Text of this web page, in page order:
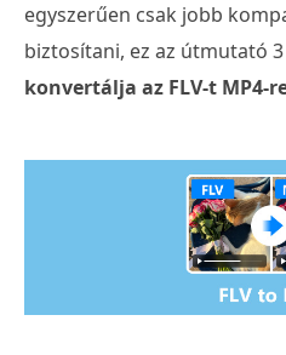
egyszerűen csak jobb
biztosítani, ez az útmutató
konvertálja az FLV-t MP4-